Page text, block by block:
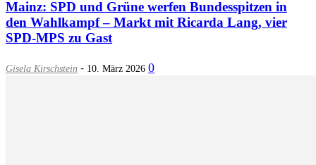
Mainz: SPD und Grüne werfen Bundesspitzen in
den Wahlkampf – Markt mit Ricarda Lang, vier
SPD-MPS zu Gast
Gisela Kirschstein - 10. März 2026 0